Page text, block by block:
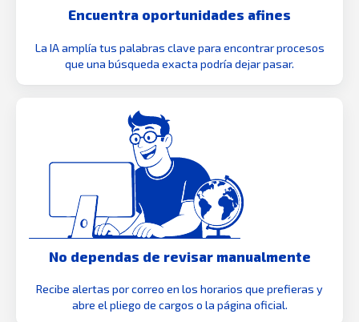
Encuentra oportunidades afines
La IA amplía tus palabras clave para encontrar procesos
que una búsqueda exacta podría dejar pasar.
No dependas de revisar manualmente
Recibe alertas por correo en los horarios que prefieras y
abre el pliego de cargos o la página oficial.